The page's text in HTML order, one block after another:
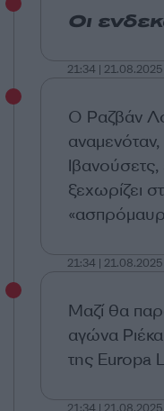
Οι
21:34 | 21.08.2025
Ο Ραζβάν
ξεχωρίζει
21:34 | 21.08.2025
Μαζί θα
αγώνα
της Europa